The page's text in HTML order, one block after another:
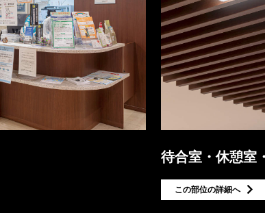
待合室・休憩室
この部位の詳細へ